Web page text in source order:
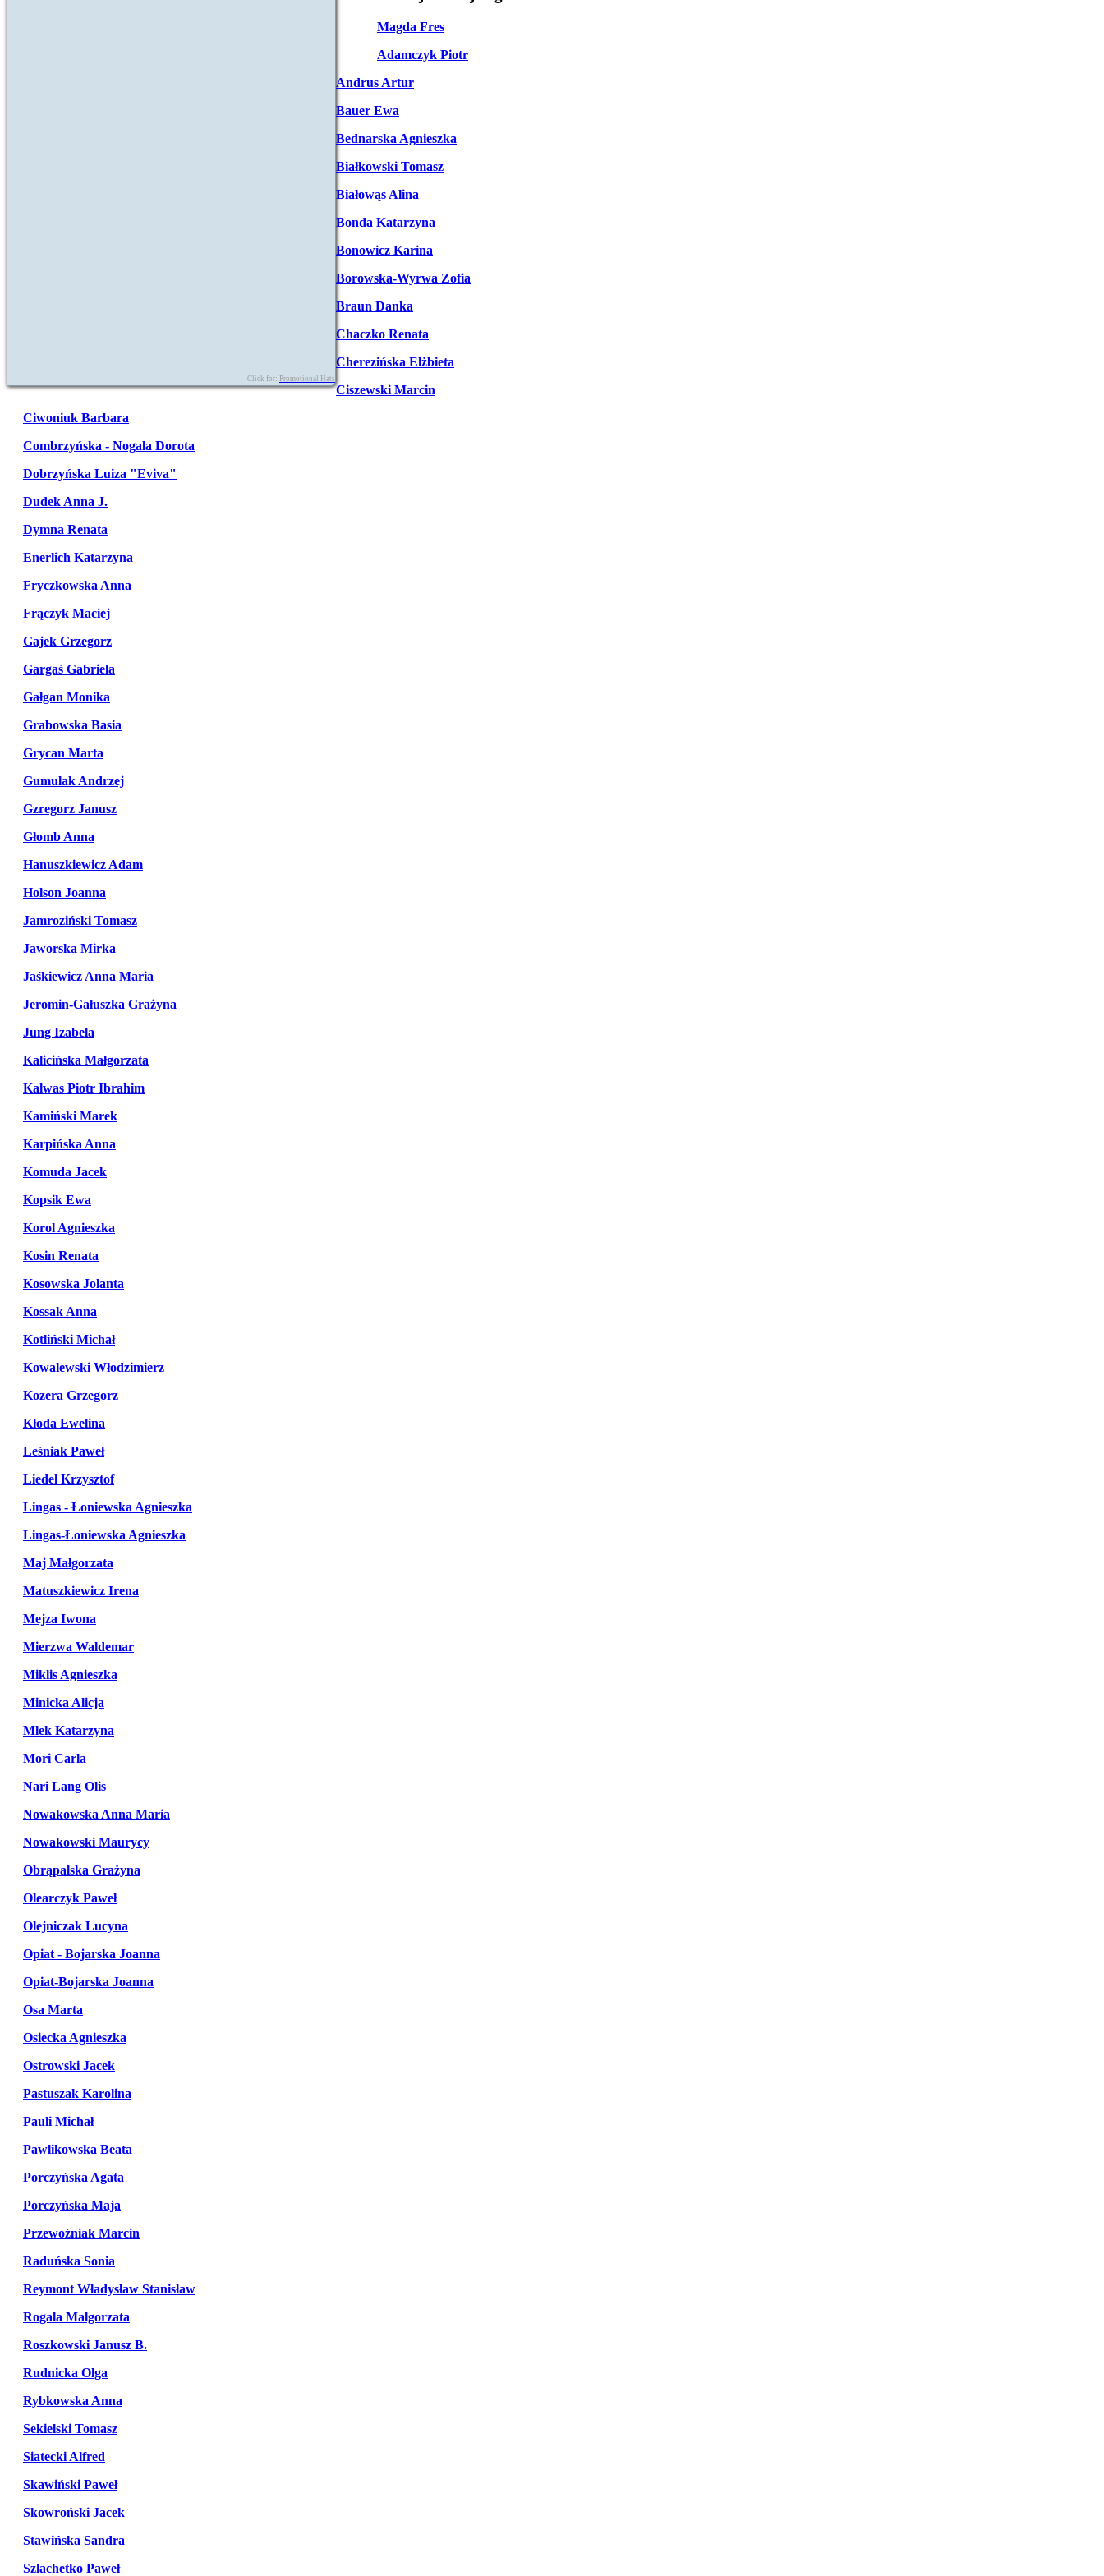
Click for: Promotional Hats
Magda Fres
Adamczyk Piotr
Andrus Artur
Bauer Ewa
Bednarska Agnieszka
Białkowski Tomasz
Białowąs Alina
Bonda Katarzyna
Bonowicz Karina
Borowska-Wyrwa Zofia
Braun Danka
Chaczko Renata
Cherezińska Elżbieta
Ciszewski Marcin
Ciwoniuk Barbara
Combrzyńska - Nogala Dorota
Dobrzyńska Luiza "Eviva"
Dudek Anna J.
Dymna Renata
Enerlich Katarzyna
Fryczkowska Anna
Frączyk Maciej
Gajek Grzegorz
Gargaś Gabriela
Gałgan Monika
Grabowska Basia
Grycan Marta
Gumulak Andrzej
Gzregorz Janusz
Głomb Anna
Hanuszkiewicz Adam
Holson Joanna
Jamroziński Tomasz
Jaworska Mirka
Jaśkiewicz Anna Maria
Jeromin-Gałuszka Grażyna
Jung Izabela
Kalicińska Małgorzata
Kalwas Piotr Ibrahim
Kamiński Marek
Karpińska Anna
Komuda Jacek
Kopsik Ewa
Korol Agnieszka
Kosin Renata
Kosowska Jolanta
Kossak Anna
Kotliński Michał
Kowalewski Włodzimierz
Kozera Grzegorz
Kłoda Ewelina
Leśniak Paweł
Liedel Krzysztof
Lingas - Łoniewska Agnieszka
Lingas-Łoniewska Agnieszka
Maj Małgorzata
Matuszkiewicz Irena
Mejza Iwona
Mierzwa Waldemar
Miklis Agnieszka
Minicka Alicja
Mlek Katarzyna
Mori Carla
Nari Lang Olis
Nowakowska Anna Maria
Nowakowski Maurycy
Obrąpalska Grażyna
Olearczyk Paweł
Olejniczak Lucyna
Opiat - Bojarska Joanna
Opiat-Bojarska Joanna
Osa Marta
Osiecka Agnieszka
Ostrowski Jacek
Pastuszak Karolina
Pauli Michał
Pawlikowska Beata
Porczyńska Agata
Porczyńska Maja
Przewoźniak Marcin
Raduńska Sonia
Reymont Władysław Stanisław
Rogala Malgorzata
Roszkowski Janusz B.
Rudnicka Olga
Rybkowska Anna
Sekielski Tomasz
Siatecki Alfred
Skawiński Paweł
Skowroński Jacek
Stawińska Sandra
Szlachetko Paweł